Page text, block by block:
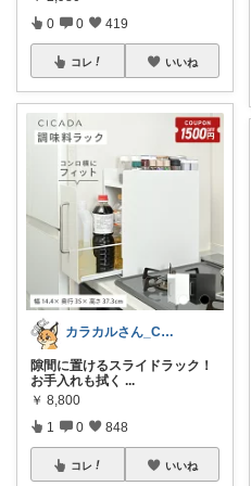
0 0 419
コレ いいね
カラカルさん_CRCL😺朝コレ4時
隙間に置けるスライドラック！
お手入れも拭く ...
￥ 8,800
1 0 848
コレ いいね